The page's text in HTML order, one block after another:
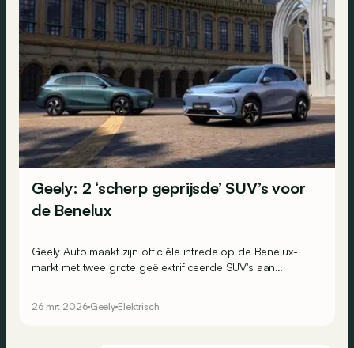
Geely: 2 ‘scherp geprijsde’ SUV’s voor
de Benelux
Geely Auto maakt zijn officiële intrede op de Benelux-
markt met twee grote geëlektrificeerde SUV's aan
al van 34.990 euro.
26 mrt 2026 Geely Elektrisch